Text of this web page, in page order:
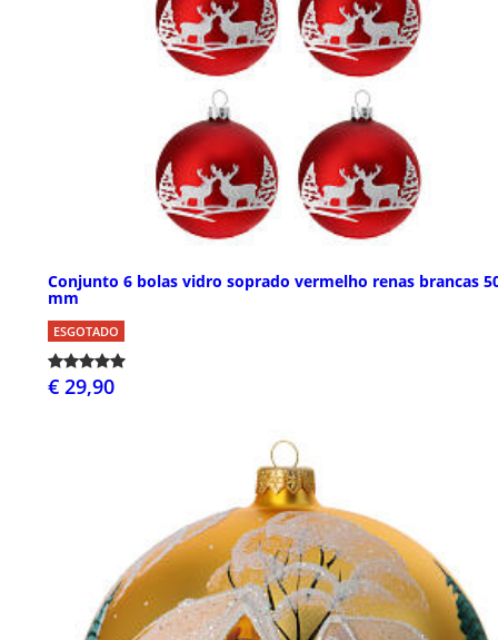
Conjunto 6 bolas vidro soprado vermelho renas brancas
mm
ESGOTADO
€ 29,90